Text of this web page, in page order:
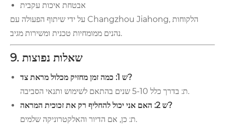
אבטחת איכות עקבית
על ידי שיתוף הפעולה עם Changzhou Jiahong, הלקוחות
נהנים ממומחיות טכנית ומשירות מגיב.
9. שאלות נפוצות
ש 1: כמה זמן מחזיק מכלול מראת צד?
ת: בדרך כלל 5-10 שנים בהתאם לשימוש ותנאי הסביבה.
ש 2: האם אני יכול להחליף רק את זכוכית המראה?
ת: כן, אם הדיור והאלקטרוניקה שלמים.